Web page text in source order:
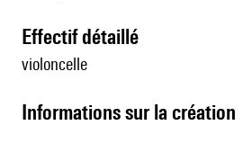
effectif détaillé
violoncelle
informations sur la création